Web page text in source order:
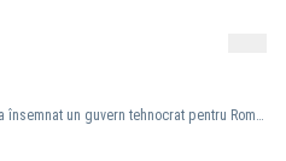
Ce a însemnat un guvern tehnocrat pentru România. Deși promiteau că nu intră în politică, miniștri lui Cioloș au păcălit țara